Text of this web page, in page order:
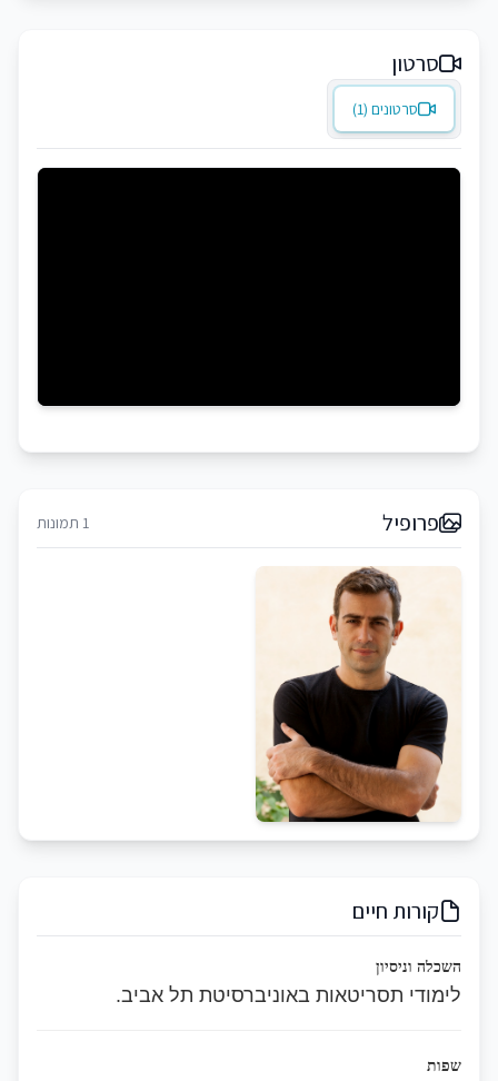
סרטון
סרטונים (1)
פרופיל 1 תמונות
קורות חיים
השכלה וניסיון
לימודי תסריטאות באוניברסיטת תל אביב.
שפות